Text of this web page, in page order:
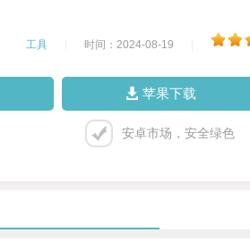
工具 时间：2024-08-19
苹果下载
安卓市场，安全绿色